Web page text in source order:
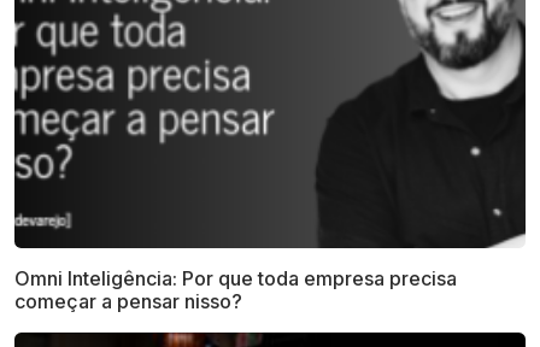
Omni Inteligência: Por que toda empresa precisa
começar a pensar nisso?